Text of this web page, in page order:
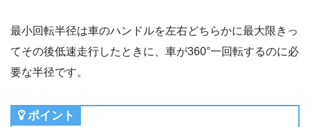
最小回転半径は車のハンドルを左右どちらかに最大限きっ
てその後低速走行したときに、車が360°一回転するのに必
要な半径です。
ポイント